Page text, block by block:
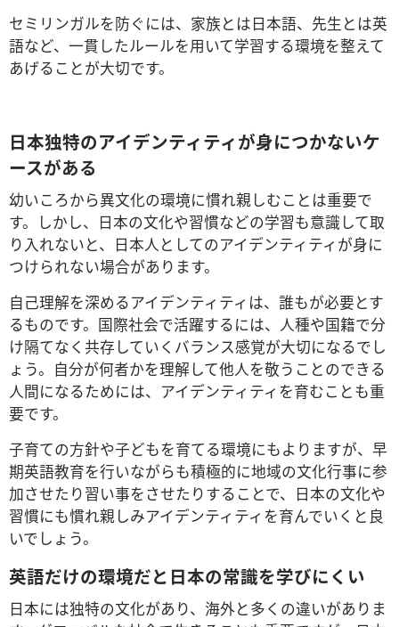
セミリンガルを防ぐには、家族とは日本語、先生とは英
語など、一貫したルールを用いて学習する環境を整えて
あげることが大切です。
日本独特のアイデンティティが身につかないケ
ースがある
幼いころから異文化の環境に慣れ親しむことは重要で
す。しかし、日本の文化や習慣などの学習も意識して取
り入れないと、日本人としてのアイデンティティが身に
つけられない場合があります。
自己理解を深めるアイデンティティは、誰もが必要とす
るものです。国際社会で活躍するには、人種や国籍で分
け隔てなく共存していくバランス感覚が大切になるでし
ょう。自分が何者かを理解して他人を敬うことのできる
人間になるためには、アイデンティティを育むことも重
要です。
子育ての方針や子どもを育てる環境にもよりますが、早
期英語教育を行いながらも積極的に地域の文化行事に参
加させたり習い事をさせたりすることで、日本の文化や
習慣にも慣れ親しみアイデンティティを育んでいくと良
いでしょう。
英語だけの環境だと日本の常識を学びにくい
日本には独特の文化があり、海外と多くの違いがありま